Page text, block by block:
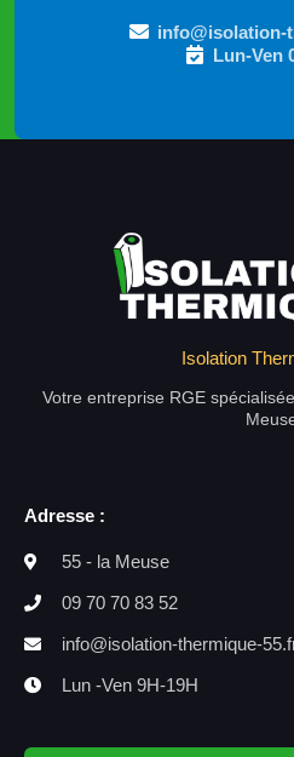
info@isolation-
Lun-Ven
Isolation
Votre entreprise RGE
Adresse :
55 - la Meuse
09 70 70 83 52
info@isolation-thermique-
Lun -Ven 9H-19H